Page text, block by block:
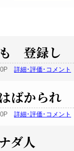
登録し
詳細･評価･コメント
ばかられ
詳細･評価･コメント
ダ人